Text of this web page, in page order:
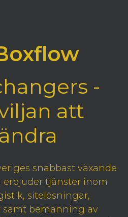
-
att
snabbast växande
erbjuder tjänster inom
sitelösningar,
samt bemanning av